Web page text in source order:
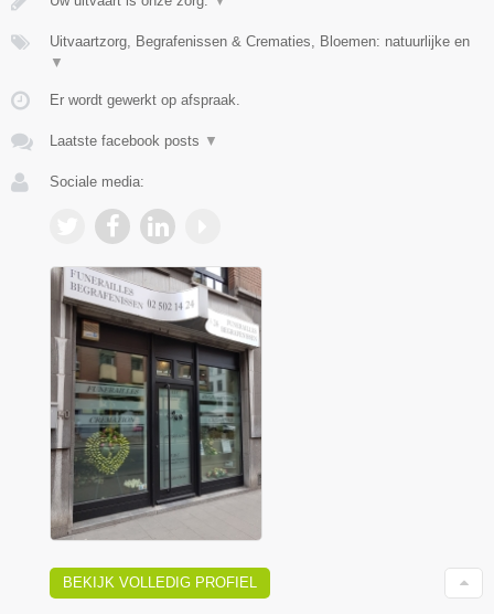
Uitvaartzorg, Begrafenissen & Crematies, Bloemen: natuurlijke en
▼
Er wordt gewerkt op afspraak.
Laatste facebook posts ▼
Sociale media:
BEKIJK VOLLEDIG PROFIEL